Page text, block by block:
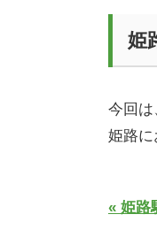
姫
今回は
姫路に
« 姫路